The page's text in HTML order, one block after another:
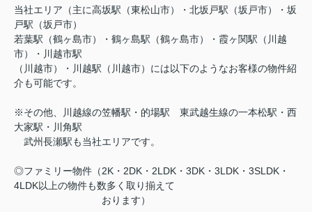
当社エリア（主に高坂駅（東松山市）・北坂戸駅（坂戸市）・坂
戸駅（坂戸市）
若葉駅（鶴ヶ島市）・鶴ヶ島駅（鶴ヶ島市）・霞ヶ関駅（川越
市）・川越市駅
（川越市）・川越駅（川越市）には以下のようなお客様の物件紹
介も可能です。
※その他、川越線の笠幡駅・的場駅 東武越生線の一本松駅・西
大家駅・川角駅
武州長瀬駅も当社エリアです。
◎ファミリー物件（2K・2DK・2LDK・3DK・3LDK・3SLDK・
4LDK以上の物件も数多く取り揃えて
おります）